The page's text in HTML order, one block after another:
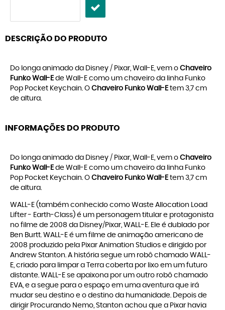
DESCRIÇÃO DO PRODUTO
Do longa animado da Disney / Pixar, Wall-E, vem o Chaveiro
Funko Wall-E de Wall-E como um chaveiro da linha Funko
Pop Pocket Keychain. O Chaveiro Funko Wall-E tem 3,7 cm
de altura.
INFORMAÇÕES DO PRODUTO
Do longa animado da Disney / Pixar, Wall-E, vem o Chaveiro
Funko Wall-E de Wall-E como um chaveiro da linha Funko
Pop Pocket Keychain. O Chaveiro Funko Wall-E tem 3,7 cm
de altura.
WALL-E (também conhecido como Waste Allocation Load
Lifter - Earth-Class) é um personagem titular e protagonista
no filme de 2008 da Disney/Pixar, WALL-E. Ele é dublado por
Ben Burtt. WALL-E é um filme de animação americano de
2008 produzido pela Pixar Animation Studios e dirigido por
Andrew Stanton. A história segue um robô chamado WALL-
E, criado para limpar a Terra coberta por lixo em um futuro
distante. WALL-E se apaixona por um outro robô chamado
EVA, e a segue para o espaço em uma aventura que irá
mudar seu destino e o destino da humanidade. Depois de
dirigir Procurando Nemo, Stanton achou que a Pixar havia